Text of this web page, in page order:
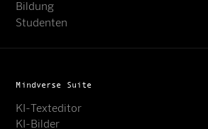
Bildung
Studenten
Mindverse Suite
KI-Texteditor
KI-Bilder